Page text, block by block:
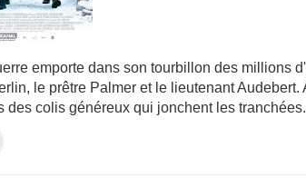
emporte dans son tourbillon des millions
le prêtre Palmer et le lieutenant
des colis généreux qui jonchent les